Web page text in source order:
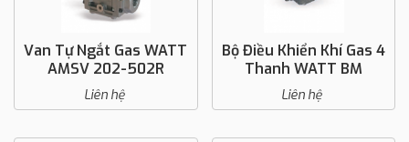
Van Tự Ngắt Gas WATT
AMSV 202-502R
Liên hệ
Bộ Điều Khiển Khí Gas 4
Thanh WATT BM
Liên hệ